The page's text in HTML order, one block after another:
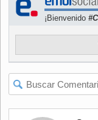
NOTICIA
¡Bienvenido